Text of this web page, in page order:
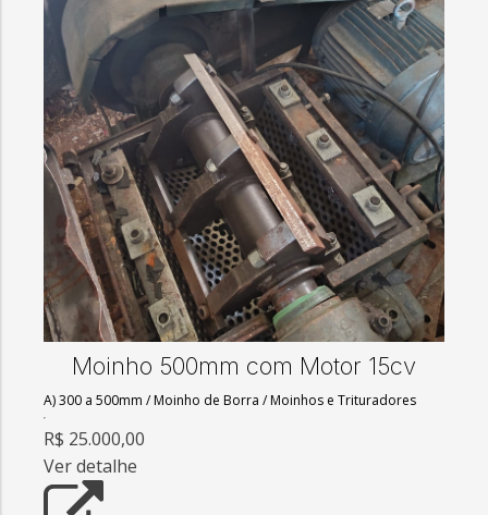
Moinho 500mm com Motor 15cv
A) 300 a 500mm /Moinho de Borra /Moinhos e Trituradores
R$ 25.000,00
Ver detalhe